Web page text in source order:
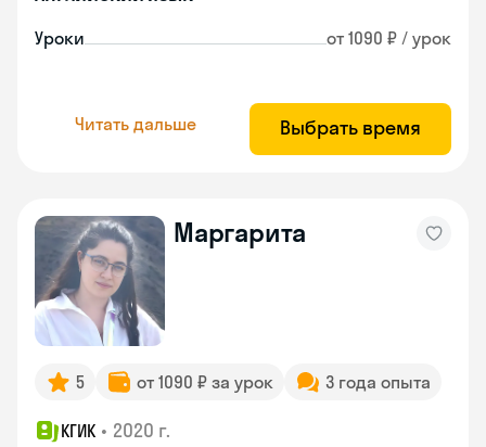
Уроки от 1090 ₽ / урок
Читать дальше Выбрать время
Маргарита
5 от 1090 ₽ за урок 3 года опыта
КГИК • 2020 г.